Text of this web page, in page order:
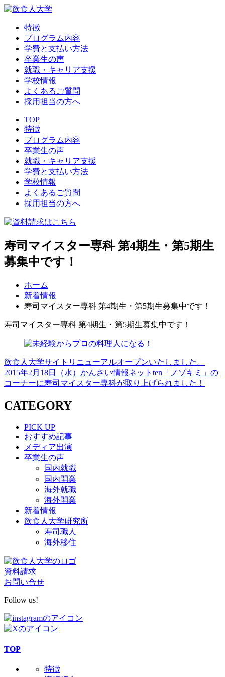
特徴
プログラム内容
学費と支払い方法
卒業生の声
就職・キャリア支援
学校情報
よくあるご質問
採用担当の方へ
TOP
特徴
プログラム内容
卒業生の声
就職・キャリア支援
学費と支払い方法
学校情報
よくあるご質問
採用担当の方へ
寿司マイスター専科 第4期生・第5期生
募集中です！
ホーム
新着情報
寿司マイスター専科 第4期生・第5期生募集中です！
寿司マイスター専科 第4期生・第5期生募集中です！
飲食人大学サイトリニューアルオープンいたしました。
2015年2月18日（水）かんさい情報ネットten「ノゾキミ」の
コーナーに寿司マイスター専科が取り上げられました！
CATEGORY
PICK UP
おすすめ記事
メディア出演
卒業生の声
国内就職
国内開業
海外就職
海外開業
新着情報
飲食人大学研究所
寿司職人
海外移住
資料請求
お問い合せ
Follow us!
TOP
特徴